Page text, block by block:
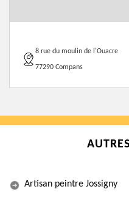
8 rue du moulin de l'Ouacre
77290 Compans
Artisan peintre Jossigny